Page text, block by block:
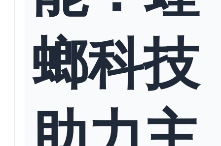
螂科技